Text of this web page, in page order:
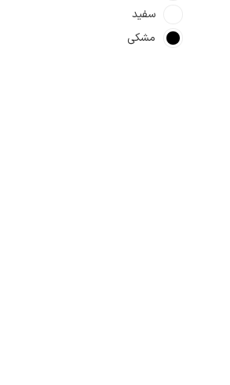
سفید
مشکی